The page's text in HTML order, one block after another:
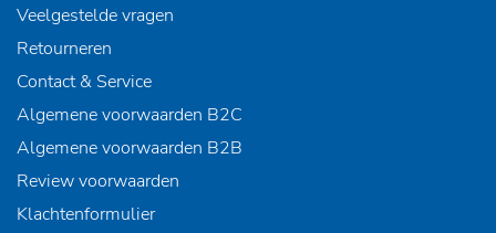
Veelgestelde vragen
Retourneren
Contact & Service
Algemene voorwaarden B2C
Algemene voorwaarden B2B
Review voorwaarden
Klachtenformulier